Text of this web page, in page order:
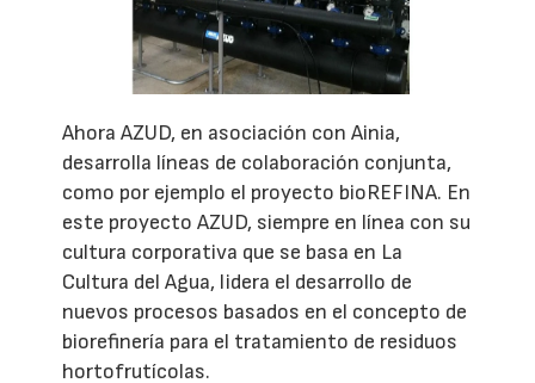
Ahora AZUD, en asociación con Ainia,
desarrolla líneas de colaboración conjunta,
como por ejemplo el proyecto bioREFINA. En
este proyecto AZUD, siempre en línea con su
cultura corporativa que se basa en La
Cultura del Agua, lidera el desarrollo de
nuevos procesos basados en el concepto de
biorefinería para el tratamiento de residuos
hortofrutícolas.